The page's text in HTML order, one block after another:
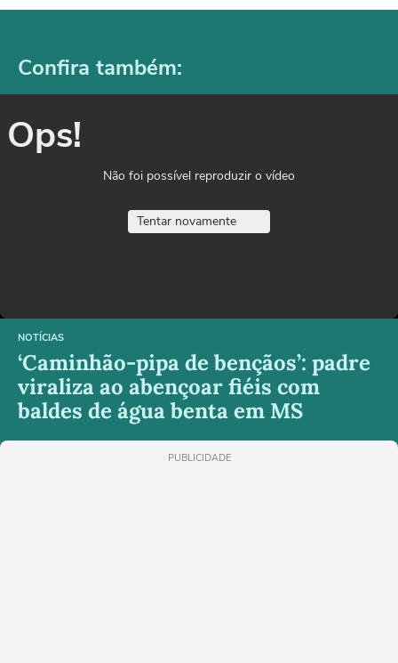
Confira também:
Ops!
Não foi possível reproduzir o vídeo
Tentar novamente
NOTÍCIAS
‘Caminhão-pipa de bençãos’: padre
viraliza ao abençoar fiéis com
baldes de água benta em MS
PUBLICIDADE